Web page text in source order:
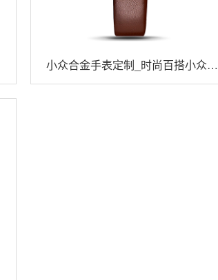
小众合金手表定制_时尚百搭小众合